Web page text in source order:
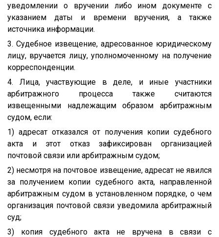
уведомлении о вручении либо ином документе с
указанием даты и времени вручения, а также
источника информации.
3. Судебное извещение, адресованное юридическому
лицу, вручается лицу, уполномоченному на получение
корреспонденции.
4. Лица, участвующие в деле, и иные участники
арбитражного процесса также считаются
извещенными надлежащим образом арбитражным
судом, если:
1) адресат отказался от получения копии судебного
акта и этот отказ зафиксирован организацией
почтовой связи или арбитражным судом;
2) несмотря на почтовое извещение, адресат не явился
за получением копии судебного акта, направленной
арбитражным судом в установленном порядке, о чем
организация почтовой связи уведомила арбитражный
суд;
3) копия судебного акта не вручена в связи с